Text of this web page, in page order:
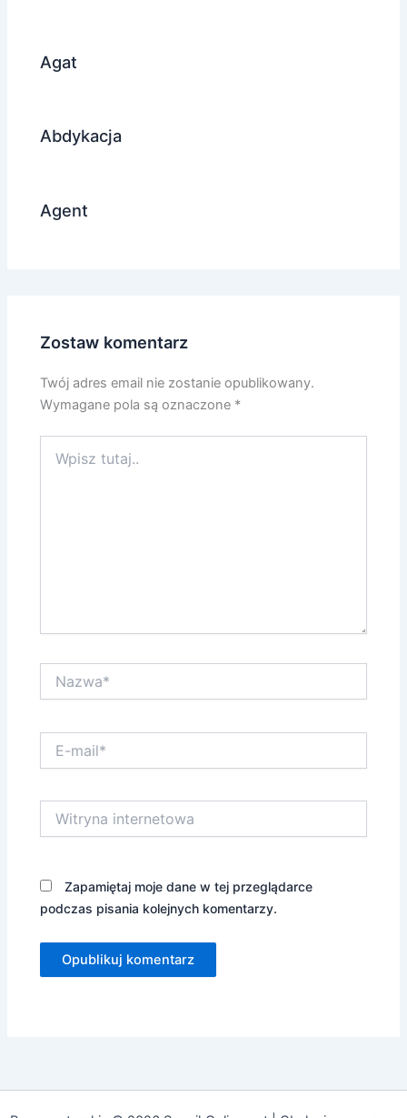
Agat
Abdykacja
Agent
Zostaw komentarz
Twój adres email nie zostanie opublikowany.
Wymagane pola są oznaczone *
tutaj..
mail*
internetowa
Zapamiętaj moje dane w tej przeglądarce
podczas pisania kolejnych komentarzy.